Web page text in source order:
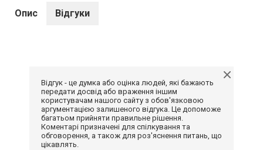
Опис Відгуки
Відгук - це думка або оцінка людей, які бажають
передати досвід або враження іншим
користувачам нашого сайту з обов'язковою
аргументацією залишеного відгука. Це допоможе
багатьом прийняти правильне рішення.
Коментарі призначені для спілкування та
обговорення, а також для роз'яснення питань, що
цікавлять.